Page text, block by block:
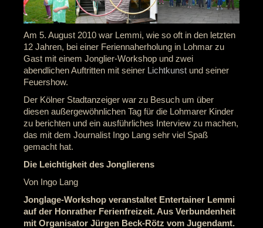
Am 5. August 2010 war Lemmi, wie so oft in den letzten
12 Jahren, bei einer Feriennaherholung in Lohmar zu
Gast mit einem Jonglier-Workshop und zwei
abendlichen Auftritten mit seiner Lichtkunst und seiner
Feuershow.
Der Kölner Stadtanzeiger war zu Besuch um über
diesen außergewöhnlichen Tag für die Lohmarer Kinder
zu berichten und ein ausführliches Interview zu machen,
das mit dem Journalist Ingo Lang sehr viel Spaß
gemacht hat.
Die Leichtigkeit des Jonglierens
Von Ingo Lang
Jonglage-Workshop veranstaltet Entertainer Lemmi
auf der Honrather Ferienfreizeit. Aus Verbundenheit
mit Organisator Jürgen Beck-Rötz vom Jugendamt.